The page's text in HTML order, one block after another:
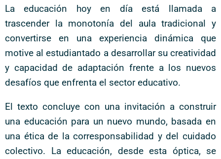
La educación hoy en día está llamada a
trascender la monotonía del aula tradicional y
convertirse en una experiencia dinámica que
motive al estudiantado a desarrollar su creatividad
y capacidad de adaptación frente a los nuevos
desafíos que enfrenta el sector educativo.
El texto concluye con una invitación a construir
una educación para un nuevo mundo, basada en
una ética de la corresponsabilidad y del cuidado
colectivo. La educación, desde esta óptica, se